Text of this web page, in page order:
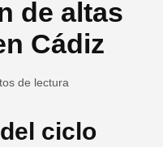
de altas
Cádiz
de lectura
ciclo